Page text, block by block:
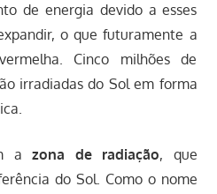
de energia devido a esses
o que futuramente a
Cinco milhões de
irradiadas do Sol em forma
a zona de radiação, que
do Sol. Como o nome